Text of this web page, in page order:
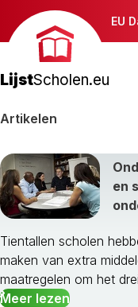
EU
LijstScholen.eu
Artikelen
en
Tientallen scholen
maken van extra
maatregelen om het
Meer lezen